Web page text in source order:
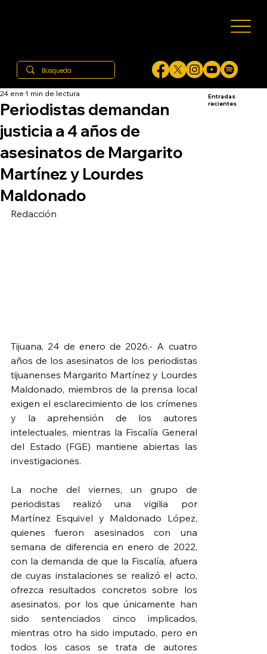
Periodistas demandan
justicia a 4 años de
asesinatos de Margarito
Martínez y Lourdes
Maldonado
24 ene 1 min de lectura
Redacción
Tijuana, 24 de enero de 2026.- A cuatro
años de los asesinatos de los periodistas
tijuanenses Margarito Martínez y Lourdes
Maldonado, miembros de la prensa local
exigen el esclarecimiento de los crímenes
y la aprehensión de los autores
intelectuales, mientras la Fiscalía General
del Estado (FGE) mantiene abiertas las
investigaciones.
La noche del viernes, un grupo de
periodistas realizó una vigilia por
Martínez Esquivel y Maldonado López,
quienes fueron asesinados con una
semana de diferencia en enero de 2022,
con la demanda de que la Fiscalía, afuera
de cuyas instalaciones se realizó el acto,
ofrezca resultados concretos sobre los
asesinatos, por los que únicamente han
sido sentenciados cinco implicados,
mientras otro ha sido imputado, pero en
todos los casos se trata de autores
Entradas
recientes